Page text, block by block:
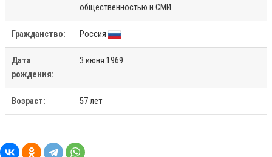
общественностью и СМИ
Гражданство: Россия
Дата
рождения:
3 июня 1969
Возраст: 57 лет